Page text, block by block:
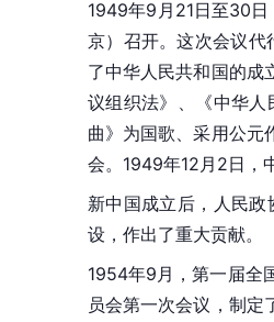
1949年9月21日至30
京）召开。这次会议
了中华人民共和国的成
议组织法》、《中华人
曲》为国歌、采用公元
会。1949年12月2日，
新中国成立 后，人民
设，作出了重大贡献。
1954年9月，第一届全
员会第一次会议，制